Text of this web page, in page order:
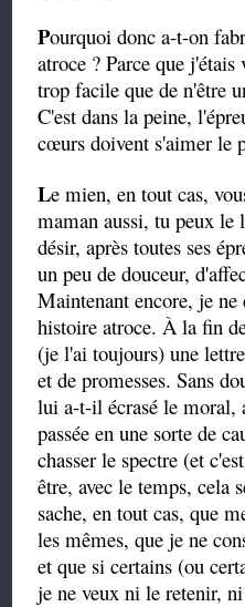
Pourquoi donc a-t-on
atroce ? Parce que
trop facile que de n'être
C'est dans la peine,
cœurs doivent s'aimer le
Le mien, en tout cas,
maman aussi, tu peux le
désir, après toutes ses
un peu de douceur,
Maintenant encore, je
histoire atroce. À la fin
(je l'ai toujours) une
et de promesses. Sans
lui a-t-il écrasé le moral,
passée en une sorte de
chasser le spectre (et
être, avec le temps, cela
sache, en tout cas, que
les mêmes, que je ne
et que si certains (ou
je ne veux ni le retenir,